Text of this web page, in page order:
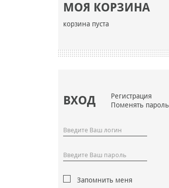
МОЯ КОРЗИНА
корзина пуста
ВХОД
Регистрация
Поменять пароль
Запомнить меня